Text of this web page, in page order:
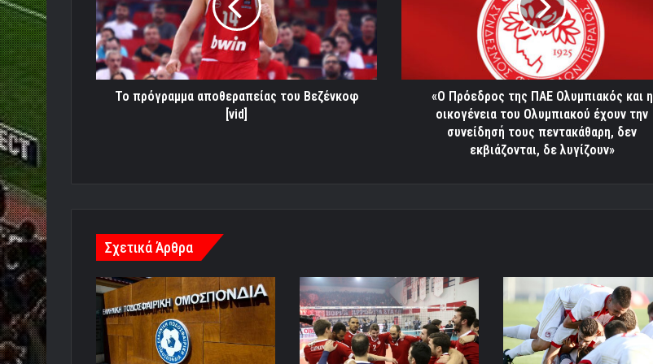
Βεζένκοφ
[vid]
Το πρόγραμμα αποθεραπείας του Βεζένκοφ
[vid]
του
Ολυμπιακού
«O Πρόεδρος της ΠΑΕ Ολυμπιακός και η
οικογένεια του Ολυμπιακού έχουν την
συνείδησή τους πεντακάθαρη, δεν
εκβιάζονται, δε λυγίζουν»
Σχετικά Άρθρα